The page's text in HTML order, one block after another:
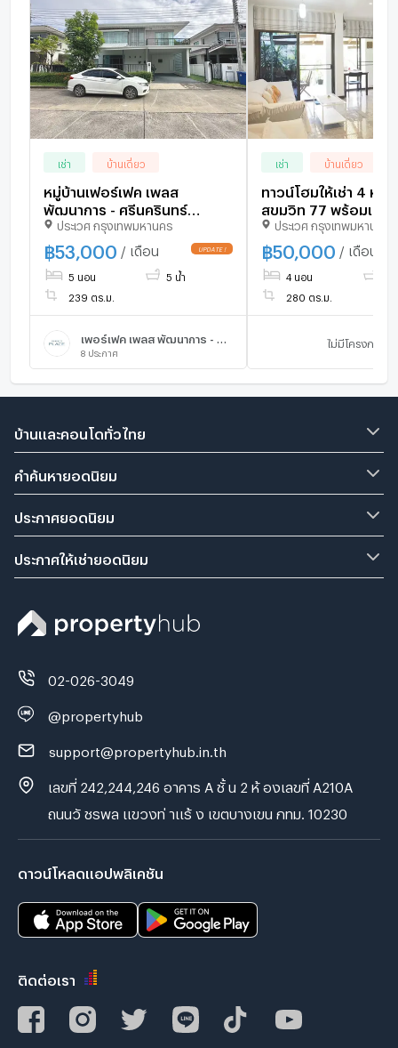
เช่า บ้านเดี่ยว
หมู่บ้านเฟอร์เฟค เพลส
พัฒนาการ - ศรีนครินทร์
เฟอร์นิเจอร์พร้อมเข้าอยู่ ID
LINE : @471ovhib 📲
ประเวศ กรุงเทพมหานคร
฿53,000 / เดือน
5 นอน 5 น้ำ
239 ตร.ม.
8 ประกาศ
เช่า บ้านเดี่ยว
ทาวน์โฮมให้เช่า 4 ห้อ
สุขุมวิท 77 พร้อมเลี้ย
ประเวศ กรุงเทพมหานคร
฿50,000 / เดือน
4 นอน
280 ตร.ม.
ไม่มีโครงการ
บ้านและคอนโดทั่วไทย
คำค้นหายอดนิยม
ประกาศยอดนิยม
ประกาศให้เช่ายอดนิยม
02-026-3049
@propertyhub
support@propertyhub.in.th
เลขที่ 242,244,246 อาคาร A ชั้ น 2 ห้ องเลขที่ A210A
ถนนวั ชรพล แขวงท่ าแร้ ง เขตบางเขน กทม. 10230
ดาวน์โหลดแอปพลิเคชัน
ติดต่อเรา